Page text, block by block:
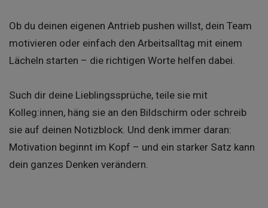
Ob du deinen eigenen Antrieb pushen willst, dein Team
motivieren oder einfach den Arbeitsalltag mit einem
Lächeln starten – die richtigen Worte helfen dabei.
Such dir deine Lieblingssprüche, teile sie mit
Kolleg:innen, häng sie an den Bildschirm oder schreib
sie auf deinen Notizblock. Und denk immer daran:
Motivation beginnt im Kopf – und ein starker Satz kann
dein ganzes Denken verändern.